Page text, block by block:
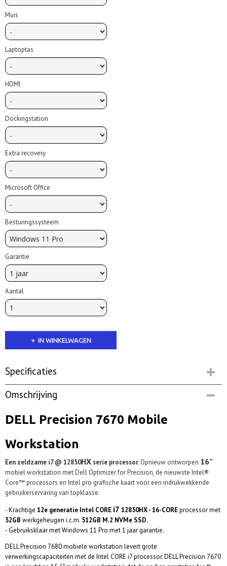
Muis
Laptoptas
HDMI
Dockingstation
Extra recovery
Microsoft Office
Besturingssysteem
Garantie
Aantal
IN WINKELWAGEN
Specificaties
Productcode
DP7670i7hx | Op voorraad
2,60 Kg
Omschrijving
DELL Precision 7670 Mobile
Workstation
Een zeldzame i7 @ 12850HX serie processor.Opnieuw ontworpen 16”
mobiel workstation met Dell Optimizer for Precision, de nieuwste Intel®
Core™ processors en Intel pro grafische kaart voor een indrukwekkende
gebruikerservaring van topklasse.
- Krachtige 12e generatie Intel CORE i7 12850HX - 16-COREprocessor met
32GB werkgeheugen i.c.m. 512GB M.2 NVMe SSD.
- Gebruiksklaar met Windows 11 Pro met 1 jaar garantie.
DELL Precision 7680 mobiele workstation levert grote
verwerkingscapaciteiten met de Intel CORE i7 processor. DELL Precision 7670